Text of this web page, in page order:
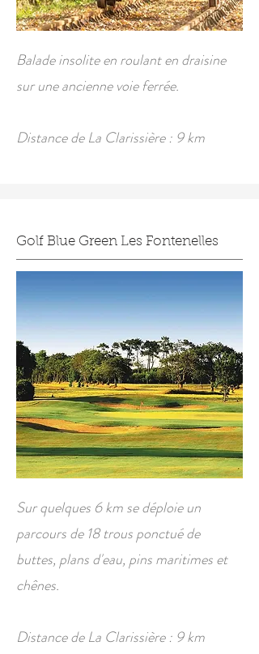
Balade insolite en roulant en draisine
sur une ancienne voie ferrée.
Distance de La Clarissière : 9 km
Golf Blue Green Les Fontenelles
Sur quelques 6 km se déploie un
parcours de 18 trous ponctué de
buttes, plans d'eau, pins maritimes et
chênes.
Distance de La Clarissière : 9 km